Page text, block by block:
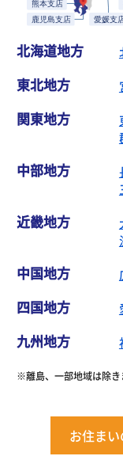
北海道地方
東北地方
関東地方
中部地方
近畿地方
中国地方
四国地方
九州地方
※離島、一部地域は除き
お住ま